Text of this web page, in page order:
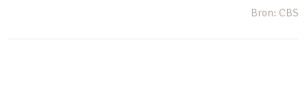
Bron: CBS